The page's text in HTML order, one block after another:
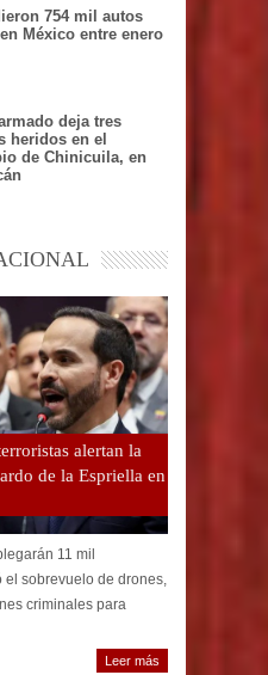
754 mil autos
México entre enero
deja tres
heridos en el
de Chinicuila, en
alertan la
de la Espriella en
11 mil
el sobrevuelo de drones,
criminales para
Leer más